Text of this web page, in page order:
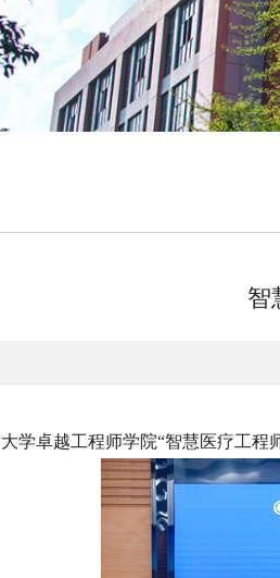
智
学卓越工程师学院“智慧医疗工